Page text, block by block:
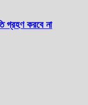
গ্রহণ করবে না